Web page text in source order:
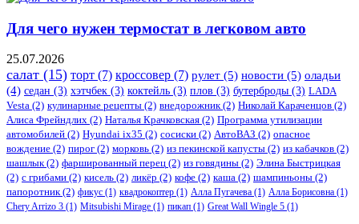
Для чего нужен термостат в легковом авто
25.07.2026
салат (15) торт (7) кроссовер (7) рулет (5) новости (5) оладьи
(4) седан (3) хэтчбек (3) коктейль (3) плов (3) бутерброды (3) LADA
Vesta (2) кулинарные рецепты (2) внедорожник(2) Николай Караченцов (2)
Алиса Фрейндлих (2) Наталья Крачковская (2) Программа утилизации
автомобилей (2) ​Hyundai ix35 (2) сосиски (2) АвтоВАЗ (2) опасное
вождение (2) пирог (2) морковь (2) из пекинской капусты (2) из кабачков (2)
шашлык(2) фаршированный перец (2) из говядины (2) Элина Быстрицкая
(2) с грибами (2) кисель (2) ликёр (2) кофе (2) каша (2) шампиньоны (2)
папоротник(2) фикус (1) квадрокоптер (1) Алла Пугачева (1) Алла Борисовна (1)
Chery Arrizo 3 (1) Mitsubishi Mirage (1) пикап (1) Great Wall Wingle 5 (1)